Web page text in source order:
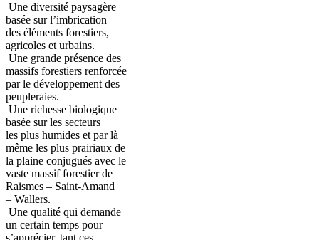
Une diversité paysagère
basée sur l’imbrication
des éléments forestiers,
agricoles et urbains.
Une grande présence des
massifs forestiers renforcée
par le développement des
peupleraies.
Une richesse biologique
basée sur les secteurs
les plus humides et par là
même les plus prairiaux de
la plaine conjugués avec le
vaste massif forestier de
Raismes – Saint-Amand
– Wallers.
Une qualité qui demande
un certain temps pour